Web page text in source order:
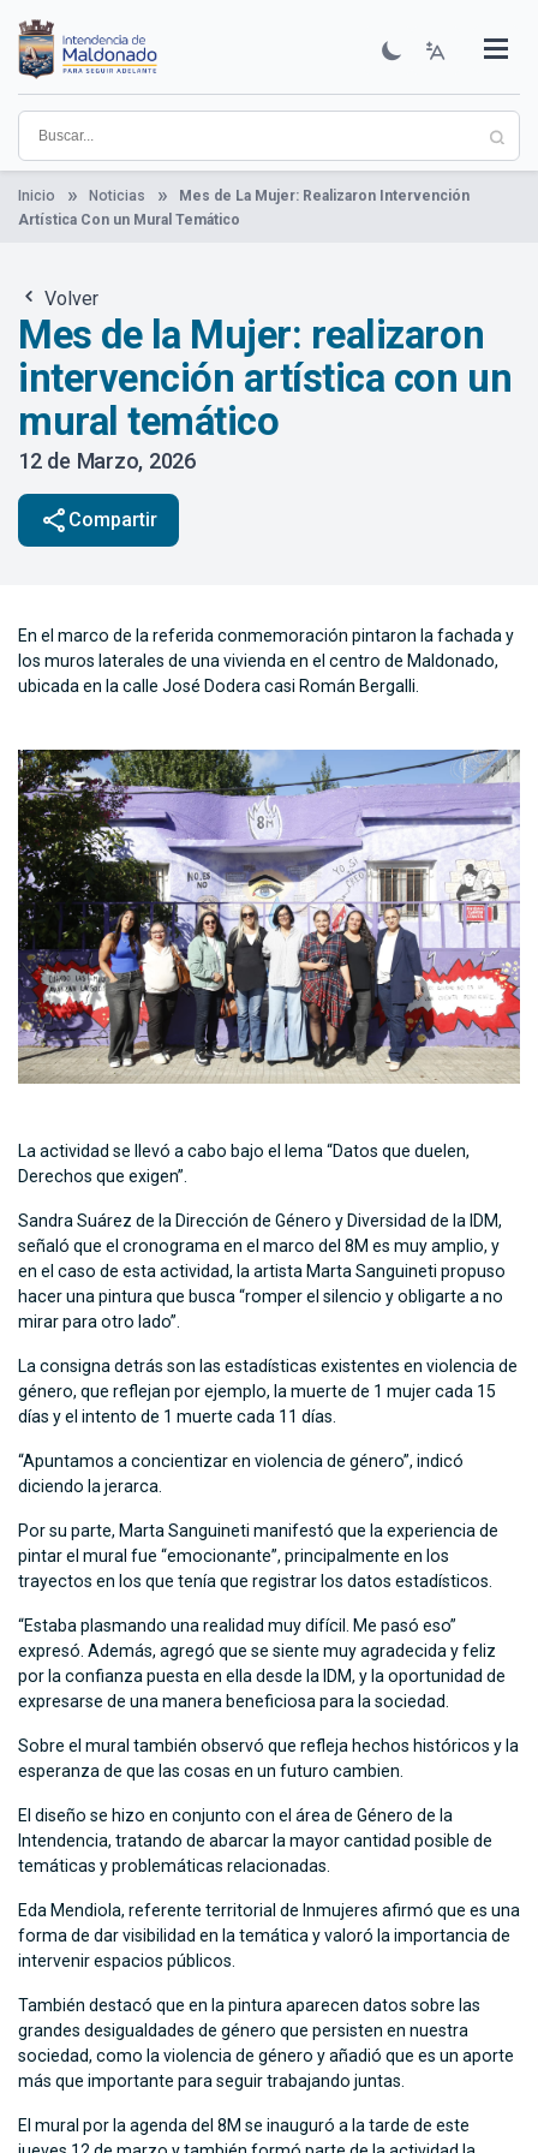
contenido
principal
Institucional
Municipios
Descubre Maldonado
Comunicación
Servicios
Guía De Trámites
Ver Noticias
Inicio Noticias
Mes de La Mujer: Realizaron Intervención
Artística Con un Mural Temático
Volver
Mes de la Mujer: realizaron
intervención artística con un
mural temático
12 de Marzo, 2026
share Compartir
En el marco de la referida conmemoración pintaron la fachada y
los muros laterales de una vivienda en el centro de Maldonado,
ubicada en la calle José Dodera casi Román Bergalli.
La actividad se llevó a cabo bajo el lema “Datos que duelen,
Derechos que exigen”.
Sandra Suárez de la Dirección de Género y Diversidad de la IDM,
señaló que el cronograma en el marco del 8M es muy amplio, y
en el caso de esta actividad, la artista Marta Sanguineti propuso
hacer una pintura que busca “romper el silencio y obligarte a no
mirar para otro lado”.
La consigna detrás son las estadísticas existentes en violencia de
género, que reflejan por ejemplo, la muerte de 1 mujer cada 15
días y el intento de 1 muerte cada 11 días.
“Apuntamos a concientizar en violencia de género”, indicó
diciendo la jerarca.
Por su parte, Marta Sanguineti manifestó que la experiencia de
pintar el mural fue “emocionante”, principalmente en los
trayectos en los que tenía que registrar los datos estadísticos.
“Estaba plasmando una realidad muy difícil. Me pasó eso”
expresó. Además, agregó que se siente muy agradecida y feliz
por la confianza puesta en ella desde la IDM, y la oportunidad de
expresarse de una manera beneficiosa para la sociedad.
Sobre el mural también observó que refleja hechos históricos y la
esperanza de que las cosas en un futuro cambien.
El diseño se hizo en conjunto con el área de Género de la
Intendencia, tratando de abarcar la mayor cantidad posible de
temáticas y problemáticas relacionadas.
Eda Mendiola, referente territorial de Inmujeres afirmó que es una
forma de dar visibilidad en la temática y valoró la importancia de
intervenir espacios públicos.
También destacó que en la pintura aparecen datos sobre las
grandes desigualdades de género que persisten en nuestra
sociedad, como la violencia de género y añadió que es un aporte
más que importante para seguir trabajando juntas.
El mural por la agenda del 8M se inauguró a la tarde de este